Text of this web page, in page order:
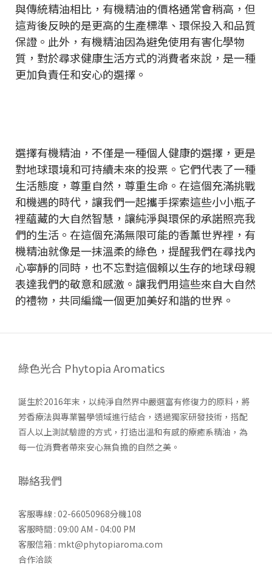
與傳統精油相比，有機精油的價格通常會稍高，但
這背後反映的是更高的生產標準、環保投入和品質
保證。此外，有機精油因為避免使用有害化學物
質，對於尋求健康生活方式的消費者來說，是一種
更加負責任和安心的選擇。
選擇有機精油，不僅是一種個人健康的選擇，更是
對地球環境和可持續未來的投票。它們代表了一種
生活態度，尊重自然，尊重生命。在這個充滿挑戰
和機遇的時代，讓我們一起攜手探索這些小小瓶子
裡蘊藏的大自然智慧，讓純淨與環保的承諾照亮我
們的生活。在這個充滿無限可能的香薰世界裡，有
機精油就像是一抹溫柔的綠色，提醒我們在尋找內
心寧靜的同時，也不忘對這個賴以生存的地球母親
表達我們的敬意和感激。讓我們用這些來自大自然
的禮物，共同編織一個更加美好和諧的世界。
綠色光合 Phytopia Aromatics
誕生於2016年末，以純淨自然界中嚴選富有修復力的原料，將
芳香療法與專業醫學領域進行結合，透過獨家研發技術，搭配
百人以上測試驗證的方式，打造出溫和有感的療癒系精油，為
每一位消費者帶來安心無負擔的自然之美。
聯絡我們
客服專線 : 02-66050968分機108
客服時間 : 09:00 AM - 04:00 PM
客服信箱 : mkt@phytopiaroma.com
合作洽談